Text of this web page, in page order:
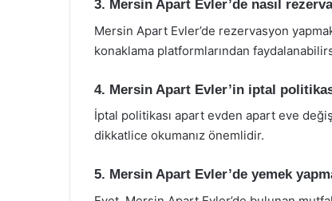
3. Mersin Apart Evler’de nasıl
Mersin Apart Evler’de rezervasyon
konaklama platformlarından
4. Mersin Apart Evler’in iptal
İptal politikası apart evden apart eve
dikkatlice okumanız önemlidir.
5. Mersin Apart Evler’de yemek